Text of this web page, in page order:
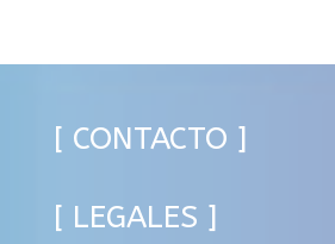
[ CONTACTO ]
[ LEGALES ]